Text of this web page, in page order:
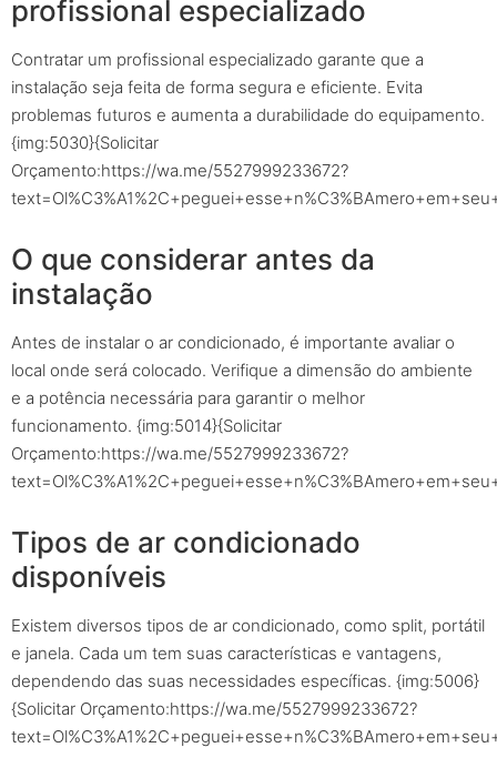
profissional especializado
Contratar um profissional especializado garante que a
instalação seja feita de forma segura e eficiente. Evita
problemas futuros e aumenta a durabilidade do equipamento.
{img:5030}{Solicitar
Orçamento:https://wa.me/5527999233672?
O que considerar antes da
instalação
Antes de instalar o ar condicionado, é importante avaliar o
local onde será colocado. Verifique a dimensão do ambiente
e a potência necessária para garantir o melhor
funcionamento. {img:5014}{Solicitar
Orçamento:https://wa.me/5527999233672?
Tipos de ar condicionado
disponíveis
Existem diversos tipos de ar condicionado, como split, portátil
e janela. Cada um tem suas características e vantagens,
dependendo das suas necessidades específicas. {img:5006}
{Solicitar Orçamento:https://wa.me/5527999233672?